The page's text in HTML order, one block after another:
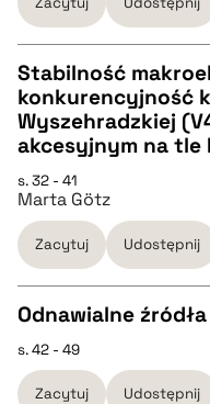
BIBTEX
pobierz cytat
CZYSTY TEKST
pobierz cytat
BIBTEX
pobierz cytat
Stabilność
konkurencyjność
Wyszehradzkiej
akcesyjnym na tle
s. 32 - 41
Marta Götz
Zacytuj Udostępnij
CZYSTY TEKST
Odnawialne
s. 42 - 49
Zacytuj Udostępnij